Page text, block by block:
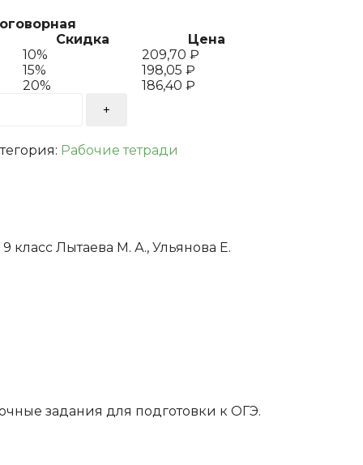
Скидка
Цена
10% 209,70 ₽
15% 198,05 ₽
20% 186,40 ₽
Рабочие тетради
Лытаева М. А., Ульянова Е.
задания для подготовки к ОГЭ.